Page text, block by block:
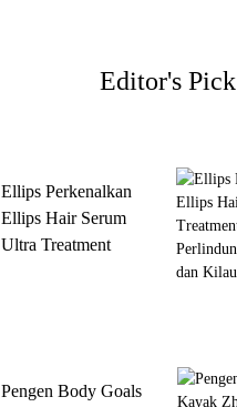
Editor's Pick
Ellips Perkenalkan
Ellips Hair Serum
Ultra Treatment
Pengen Body Goals